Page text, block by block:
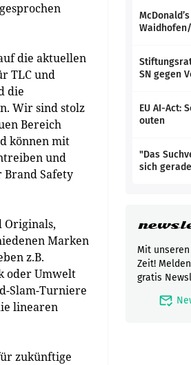
die aktuellen
TLC und
die
Wir sind stolz
Bereich
können mit
und
Safety
Originals,
Marken
z.B.
oder Umwelt
Slam-Turniere
linearen
zukünftige
SN gegen
EU AI-Act:
outen
"Das
sich
Mit
Zeit!
gratis
mark_email_read